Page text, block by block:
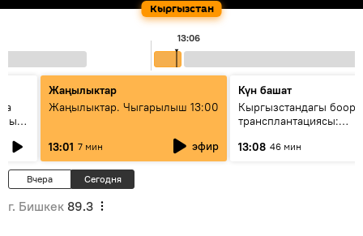
Кыргызстан
13:06
Жаңылыктар
Жаңылыктар. Чыгарылыш 13:00
13:01 7 мин эфир
Күн башат
Кыргызстандагы боор
трансплантациясы:
келечеги
13:08 46 мин
Вчера Сегодня
г. Бишкек 89.3